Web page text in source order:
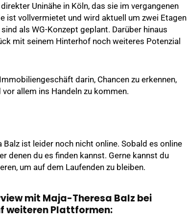
Uninähe in Köln, das sie im vergangenen
ist vollvermietet und wird aktuell um zwei Etagen
als WG-Konzept geplant. Darüber hinaus
mit seinem Hinterhof noch weiteres Potenzial
darin, Chancen zu erkennen,
allem ins Handeln zu kommen.
Balz ist leider noch nicht online. Sobald es online
denen du es finden kannst. Gerne kannst du
um auf dem Laufenden zu bleiben.
mit Maja-Theresa Balz bei
weiteren Plattformen: